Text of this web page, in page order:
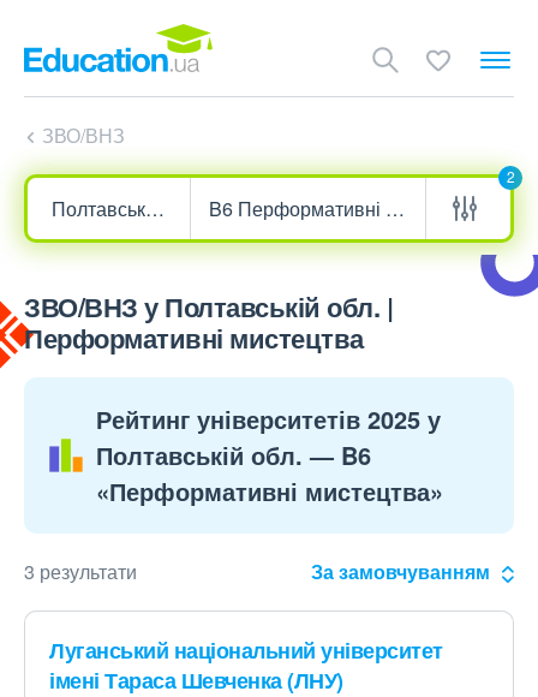
ЗВО/ВНЗ
2
ЗВО/ВНЗ у Полтавській обл. |
Перформативні мистецтва
Рейтинг університетів 2025 у
Полтавській обл. — B6
«Перформативні мистецтва»
3 результати За замовчуванням
Луганський національний університет
імені Тараса Шевченка (ЛНУ)